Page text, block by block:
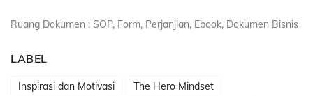
Ruang Dokumen : SOP, Form, Perjanjian, Ebook, Dokumen Bisnis
LABEL
Inspirasi dan Motivasi
The Hero Mindset